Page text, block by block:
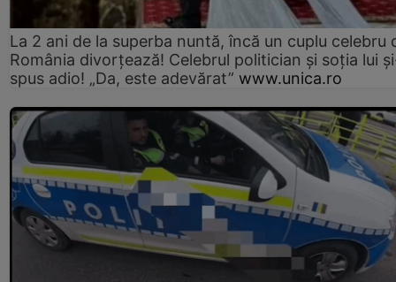
La 2 ani de la superba nuntă, încă un cuplu celebru
România divorțează! Celebrul politician și soția lui
spus adio! „Da, este adevărat” www.unica.ro